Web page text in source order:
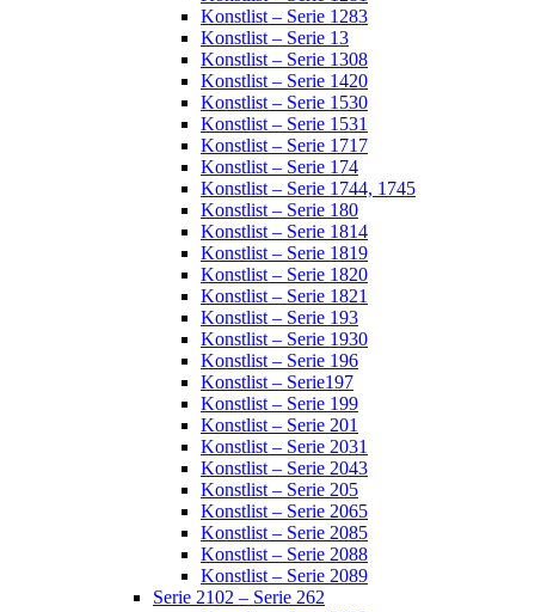
Konstlist – Serie 1283
Konstlist – Serie 13
Konstlist – Serie 1308
Konstlist – Serie 1420
Konstlist – Serie 1530
Konstlist – Serie 1531
Konstlist – Serie 1717
Konstlist – Serie 174
Konstlist – Serie 1744, 1745
Konstlist – Serie 180
Konstlist – Serie 1814
Konstlist – Serie 1819
Konstlist – Serie 1820
Konstlist – Serie 1821
Konstlist – Serie 193
Konstlist – Serie 1930
Konstlist – Serie 196
Konstlist – Serie197
Konstlist – Serie 199
Konstlist – Serie 201
Konstlist – Serie 2031
Konstlist – Serie 2043
Konstlist – Serie 205
Konstlist – Serie 2065
Konstlist – Serie 2085
Konstlist – Serie 2088
Konstlist – Serie 2089
Serie 2102 – Serie 262